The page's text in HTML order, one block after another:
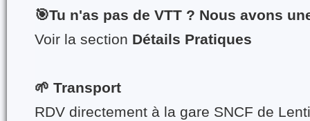
🎯Tu n'as pas de VTT ? Nous avons
Voir la section Détails Pratiques
🌱 Transport
RDV directement à la gare SNCF de